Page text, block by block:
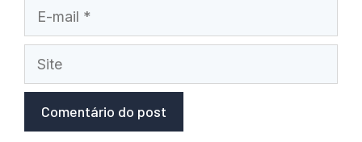
mail
Site